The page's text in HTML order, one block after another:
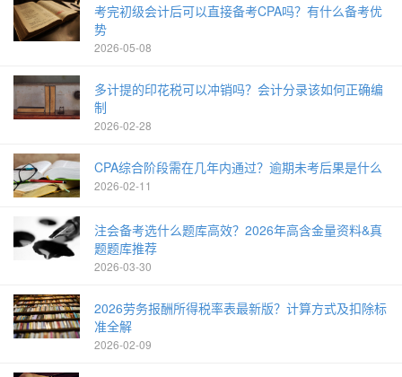
考完初级会计后可以直接备考CPA吗？有什么备考优
势
2026-05-08
多计提的印花税可以冲销吗？会计分录该如何正确编
制
2026-02-28
CPA综合阶段需在几年内通过？逾期未考后果是什么
2026-02-11
注会备考选什么题库高效？2026年高含金量资料&真
题题库推荐
2026-03-30
2026劳务报酬所得税率表最新版？计算方式及扣除标
准全解
2026-02-09